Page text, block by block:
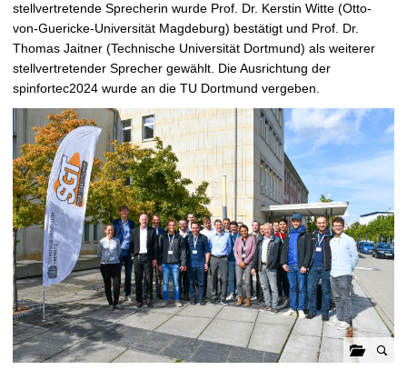
stellvertretende Sprecherin wurde Prof. Dr. Kerstin Witte (Otto-
von-Guericke-Universität Magdeburg) bestätigt und Prof. Dr.
Thomas Jaitner (Technische Universität Dortmund) als weiterer
stellvertretender Sprecher gewählt. Die Ausrichtung der
spinfortec2024 wurde an die TU Dortmund vergeben.